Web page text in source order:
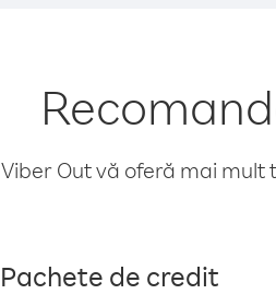
Viber Out vă oferă mai mult
Pachete de credit